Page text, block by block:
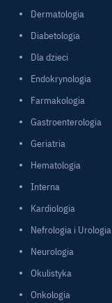
Dermatologia
Diabetologia
Dla dzieci
Endokrynologia
Farmakologia
Gastroenterologia
Geriatria
Hematologia
Interna
Kardiologia
Nefrologia i Urologia
Neurologia
Okulistyka
Onkologia